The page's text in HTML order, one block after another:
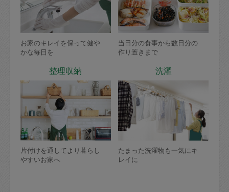
お家のキレイを保って健や
かな毎日を
当日分の食事から数日分の
作り置きまで
整理収納
片付けを通してより暮らし
やすいお家へ
洗濯
たまった洗濯物も一気にキ
レイに